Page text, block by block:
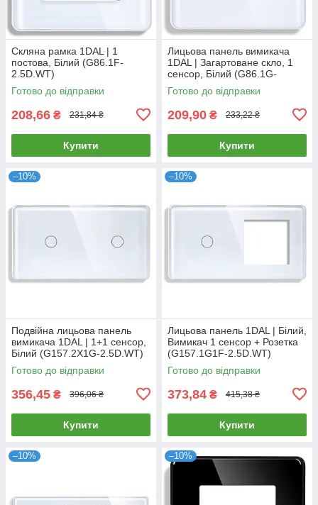
Скляна рамка 1DAL | 1
постова, Білий (G86.1F-
2.5D.WT)
Готово до відправки
208,66 ₴ 231,84 ₴
Купити
Лицьова панель вимикача
1DAL | Загартоване скло, 1
сенсор, Білий (G86.1G-
2.5D.WT)
Готово до відправки
209,90 ₴ 233,22 ₴
Купити
–10%
Подвійна лицьова панель
вимикача 1DAL | 1+1 сенсор,
Білий (G157.2X1G-2.5D.WT)
Готово до відправки
356,45 ₴ 396,06 ₴
Купити
–10%
Лицьова панель 1DAL | Білий,
Вимикач 1 сенсор + Розетка
(G157.1G1F-2.5D.WT)
Готово до відправки
373,84 ₴ 415,38 ₴
Купити
–10% –10%